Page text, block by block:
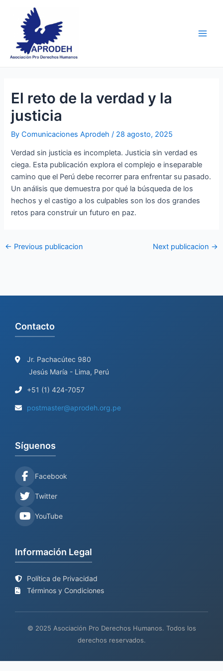
content
El reto de la verdad y la
justicia
ByComunicaciones Aprodeh/ 28 agosto, 2025
Verdad sin justicia es incompleta. Justicia sin verdad es
ciega. Esta publicación explora el complejo e inseparable
camino que el Perú debe recorrer para enfrentar su pasado.
Un análisis que demuestra por qué la búsqueda de los
hechos y el castigo a los culpables son los dos grandes
retos para construir un futuro en paz.
navigation
← Previous publicacion Next publicacion →
Contacto
Jr. Pachacútec 980
Jesús María - Lima, Perú
+51 (1) 424-7057
postmaster@aprodeh.org.pe
Síguenos
Facebook
Twitter
YouTube
Información Legal
Política de Privacidad
Términos y Condiciones
© 2025 Asociación Pro Derechos Humanos. Todos los
derechos reservados.